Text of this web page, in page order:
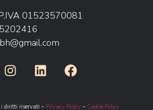
01523570081
diritti riservati – Privacy Policy– Cookie Policy